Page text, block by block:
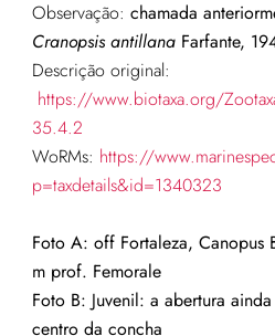
Observação: chamada
Cranopsis antillanaFarfante,
Descrição original:
https://www.biotaxa.org/
35.4.2
WoRMs: https://
p=taxdetails&id=1340323
Foto A: off Fortaleza, Canopus
m prof. Femorale
Foto B: Juvenil: a abertura
centro da concha